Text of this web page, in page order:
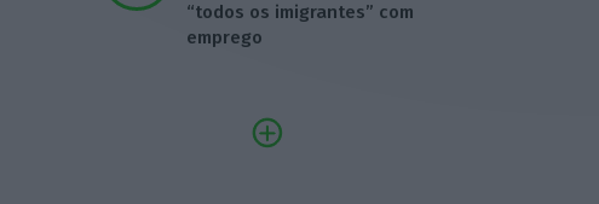
“todos os imigrantes” com
emprego